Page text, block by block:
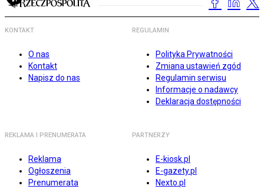
KONTAKT
O nas
Kontakt
Napisz do nas
REGULAMIN
Polityka Prywatności
Zmiana ustawień zgód
Regulamin serwisu
Informacje o nadawcy
Deklaracja dostępności
REKLAMA I PRENUMERATA
Reklama
Ogłoszenia
Prenumerata
PARTNERZY
E-kiosk.pl
E-gazety.pl
Nexto.pl